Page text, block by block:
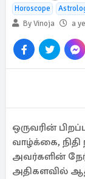
Horoscope
By Vinoja
a
ஒருவரின்
வாழ்க்கை,
அவர்களின்
அதிகளவில்